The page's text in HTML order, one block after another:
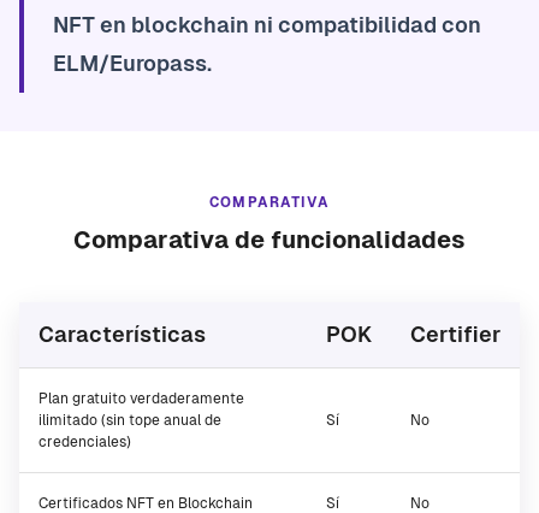
NFT en blockchain ni compatibilidad con
ELM/Europass.
COMPARATIVA
Comparativa de funcionalidades
Características POK Certifier
Plan gratuito verdaderamente
ilimitado (sin tope anual de
credenciales)
Sí No
Certificados NFT en Blockchain Sí No